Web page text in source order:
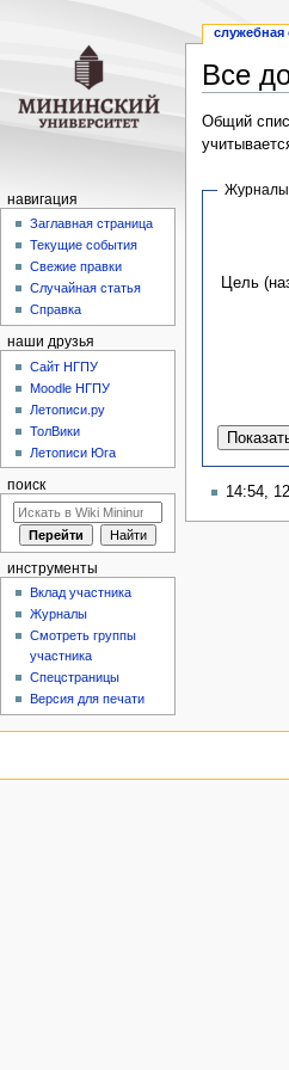
Все
Перейти
к
Перейти
к
Общий
Журналы
Цель
14:54,
служебная
навигация
Заглавная страница
Текущие события
Свежие правки
Случайная статья
Справка
наши друзья
Cайт НГПУ
Moodle НГПУ
Летописи.ру
ТолВики
Летописи Юга
поиск
инструменты
Вклад участника
Журналы
Смотреть группы
участника
Спецстраницы
Версия для печати